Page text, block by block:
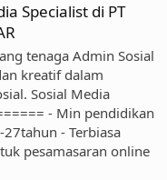
Specialist di PT
tenaga Admin Sosial
kreatif dalam
Sosial Media
- Min pendidikan
- Terbiasa
pesamasaran online